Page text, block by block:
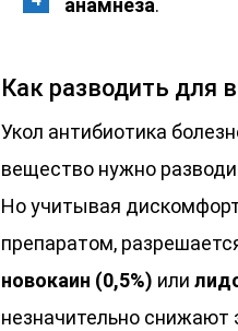
анамнеза.
Как разводить для
Укол антибиотика
вещество нужно
Но учитывая
препаратом,
новокаин (0,5%) или
незначительно снижают